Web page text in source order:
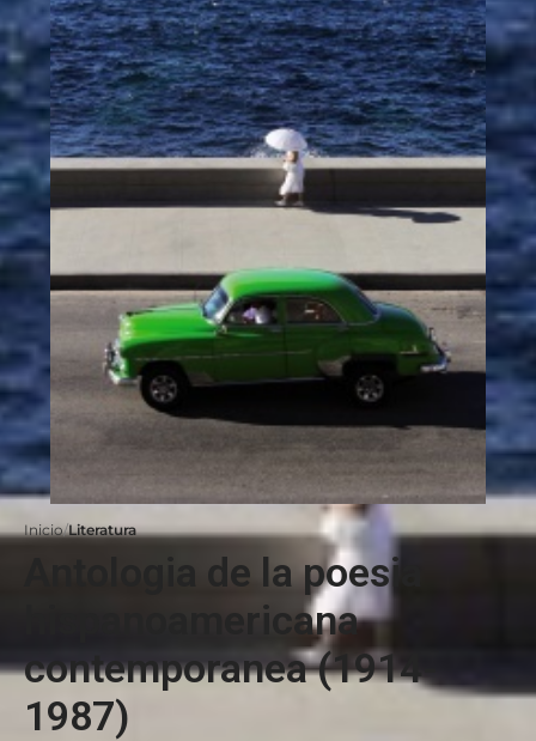
Inicio Literatura
Antologia de la poesia
hispanoamericana
contemporanea (1914-
1987)